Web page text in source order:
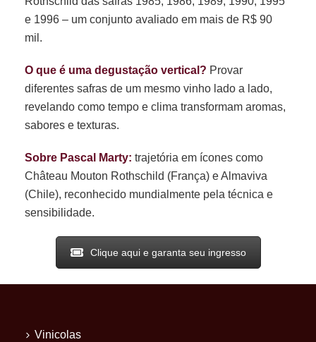
e 1996 – um conjunto avaliado em mais de R$ 90
mil.
O que é uma degustação vertical? Provar
diferentes safras de um mesmo vinho lado a lado,
revelando como tempo e clima transformam aromas,
sabores e texturas.
Sobre Pascal Marty: trajetória em ícones como
Château Mouton Rothschild (França) e Almaviva
(Chile), reconhecido mundialmente pela técnica e
sensibilidade.
Clique aqui e garanta seu ingresso
Vinicolas